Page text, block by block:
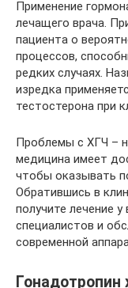
Применение
лечащего врача.
пациента о
процессов,
редких случаях.
изредка
тестостерона при
Проблемы с ХГЧ –
медицина имеет
чтобы оказывать
Обратившись в
получите лечение
специалистов и
современной